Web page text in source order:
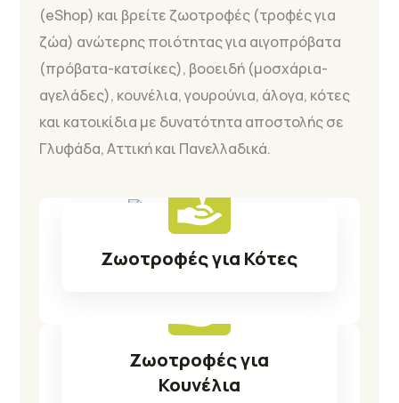
(eShop) και βρείτε ζωοτροφές (τροφές για
ζώα) ανώτερης ποιότητας για αιγοπρόβατα
(πρόβατα-κατσίκες), βοοειδή (μοσχάρια-
αγελάδες), κουνέλια, γουρούνια, άλογα, κότες
και κατοικίδια με δυνατότητα αποστολής σε
Γλυφάδα, Αττική και Πανελλαδικά.
Δείτε Προϊόντα
Ζωοτροφές για Κότες
Δείτε Προϊόντα
Ζωοτροφές για
Κουνέλια